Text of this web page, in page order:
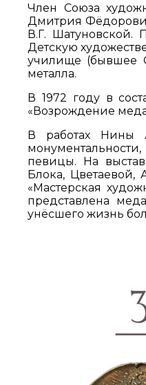
Член Союза
Дмитрия
В.Г. Шатуновской.
Детскую
училище (бывшее
металла.
В 1972 году в
«Возрождение
В работах Нины
певицы. На
Блока, Цветаевой,
«Мастерская
представлена
унёсшего жизнь